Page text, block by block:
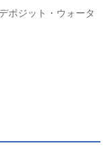
ポジット・ウォータ